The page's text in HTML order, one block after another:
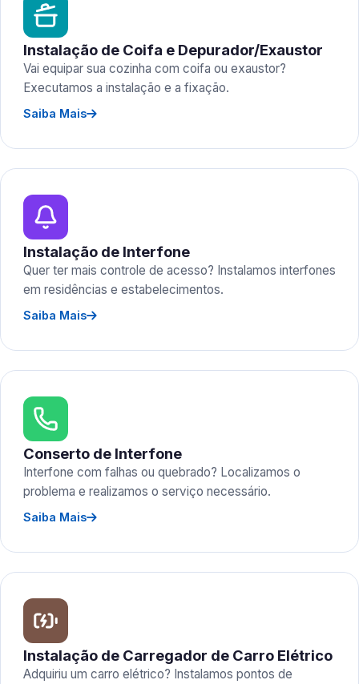
Instalação de Coifa e Depurador/Exaustor
Vai equipar sua cozinha com coifa ou exaustor?
Executamos a instalação e a fixação.
Saiba Mais
Instalação de Interfone
Quer ter mais controle de acesso? Instalamos interfones
em residências e estabelecimentos.
Saiba Mais
Conserto de Interfone
Interfone com falhas ou quebrado? Localizamos o
problema e realizamos o serviço necessário.
Saiba Mais
Instalação de Carregador de Carro Elétrico
Adquiriu um carro elétrico? Instalamos pontos de